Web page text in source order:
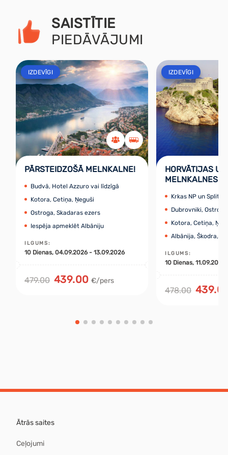
SAISTĪTIE
PIEDĀVĀJUMI
IZDEVĪGI
PĀRSTEIDZOŠĀ MELNKALNE!
Budvā, Hotel Azzuro vai līdzīgā
Kotora, Cetiņa, Ņeguši
Ostroga, Skadaras ezers
Iespēja apmeklēt Albāniju
ILGUMS:
10 Dienas, 04.09.2026 - 13.09.2026
479.00 439.00 €/pers
IZDEVĪGI
HORVĀTIJAS UN
MELNKALNES
Krkas NP un Splita
Dubrovniki, Ostroga
Kotora, Cetiņa,
Albānija, Škodra,
ILGUMS:
10 Dienas,
478.00
Ātrās saites
Ceļojumi